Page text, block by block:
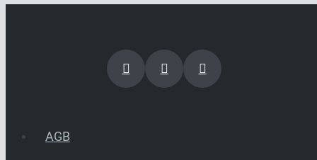
AGB